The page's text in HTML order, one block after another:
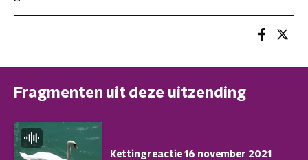
Fragmenten uit deze uitzending
Kettingreactie 16 november 2021